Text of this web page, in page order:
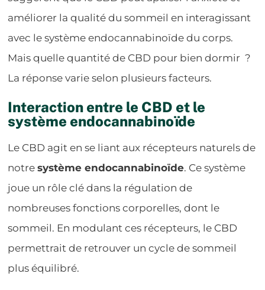
améliorer la qualité du sommeil en interagissant
avec le système endocannabinoïde du corps.
Mais quelle quantité de CBD pour bien dormir ?
La réponse varie selon plusieurs facteurs.
Interaction entre le CBD et le
système endocannabinoïde
Le CBD agit en se liant aux récepteurs naturels de
notresystème endocannabinoïde. Ce système
joue un rôle clé dans la régulation de
nombreuses fonctions corporelles, dont le
sommeil. En modulant ces récepteurs, le CBD
permettrait de retrouver un cycle de sommeil
plus équilibré.